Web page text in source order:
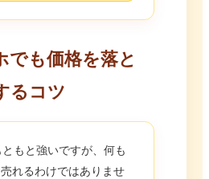
でも価格を落と
るコツ
もと強いですが、何も
れるわけではありませ